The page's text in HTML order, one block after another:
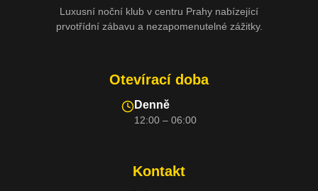
Luxusní noční klub v centru Prahy nabízející
prvotřídní zábavu a nezapomenutelné zážitky.
Otevírací doba
Denně
12:00 – 06:00
Kontakt